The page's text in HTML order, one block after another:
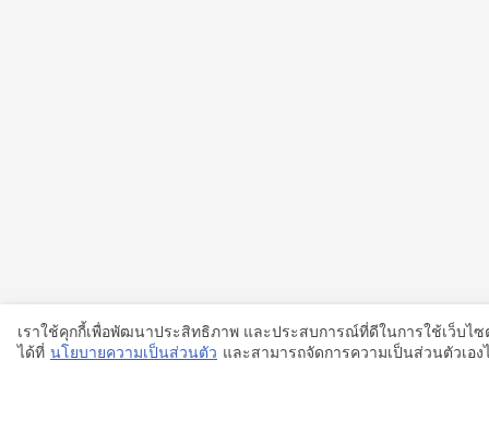
เราใช้คุกกี้เพื่อพัฒนาประสิทธิภาพ และประสบการณ์ที่ดีในการใช้เว็บไ
ได้ที่ นโยบายความเป็นส่วนตัว และสามารถจัดการความเป็นส่วนตัวเอ